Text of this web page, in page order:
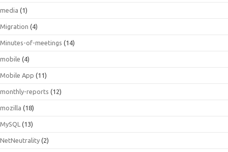
media (1)
Migration (4)
Minutes-of-meetings (14)
mobile (4)
Mobile App (11)
monthly-reports (12)
mozilla (18)
MySQL (13)
NetNeutrality (2)